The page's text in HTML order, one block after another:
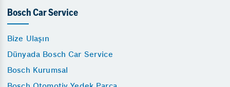
Bosch Car Service
Bize Ulaşın
Dünyada Bosch Car Service
Bosch Kurumsal